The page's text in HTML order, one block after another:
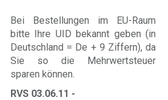
Bei Bestellungen im EU-Raum
bitte Ihre UID bekannt geben (in
Deutschland = De + 9 Ziffern), da
Sie so die Mehrwertsteuer
sparen können.
RVS 03.06.11 -